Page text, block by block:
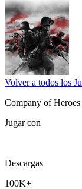
Volver a todos los
Company of Heroes
Jugar con
Descargas
100K+